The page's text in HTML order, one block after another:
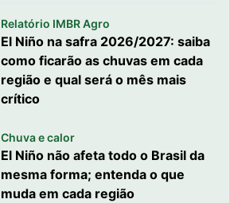
Relatório IMBR Agro
El Niño na safra 2026/2027: saiba
como ficarão as chuvas em cada
região e qual será o mês mais
crítico
Chuva e calor
El Niño não afeta todo o Brasil da
mesma forma; entenda o que
muda em cada região